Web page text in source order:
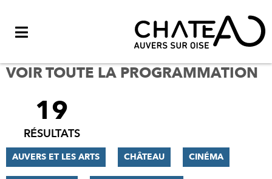
VOIR TOUTE LA PROGRAMMATION
FILTRER
RÉSULTATS
19
RÉSULTATS
AUVERS ET LES ARTS CHÂTEAU CINÉMA